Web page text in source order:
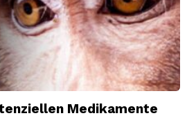
Medikamente